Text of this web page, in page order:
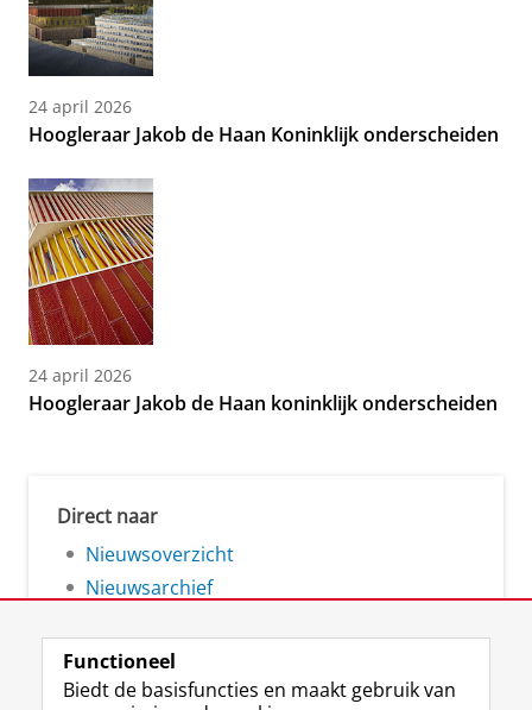
24 april 2026
Hoogleraar Jakob de Haan Koninklijk onderscheiden
24 april 2026
Hoogleraar Jakob de Haan koninklijk onderscheiden
Direct naar
Nieuwsoverzicht
Nieuwsarchief
Functioneel
Biedt de basisfuncties en maakt gebruik van